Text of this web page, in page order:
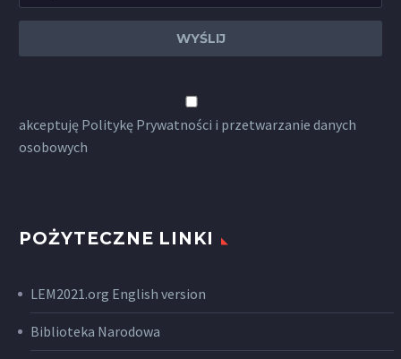
akceptuję Politykę Prywatności i przetwarzanie danych
osobowych
POŻYTECZNE LINKI
LEM2021.org English version
Biblioteka Narodowa